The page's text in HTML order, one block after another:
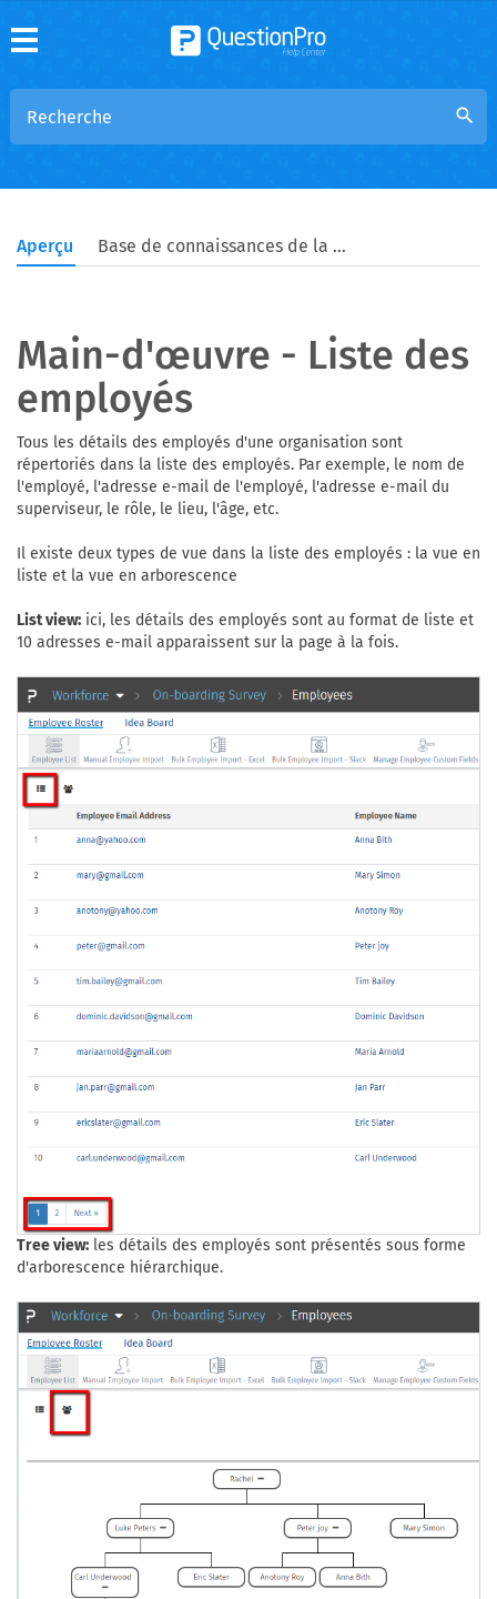
search
Aperçu Base de connaissances de la communauté
Main-d'œuvre - Liste des
employés
Tous les détails des employés d'une organisation sont
répertoriés dans la liste des employés. Par exemple, le nom de
l'employé, l'adresse e-mail de l'employé, l'adresse e-mail du
superviseur, le rôle, le lieu, l'âge, etc.
Il existe deux types de vue dans la liste des employés : la vue en
liste et la vue en arborescence
List view: ici, les détails des employés sont au format de liste et
10 adresses e-mail apparaissent sur la page à la fois.
Tree view: les détails des employés sont présentés sous forme
d'arborescence hiérarchique.